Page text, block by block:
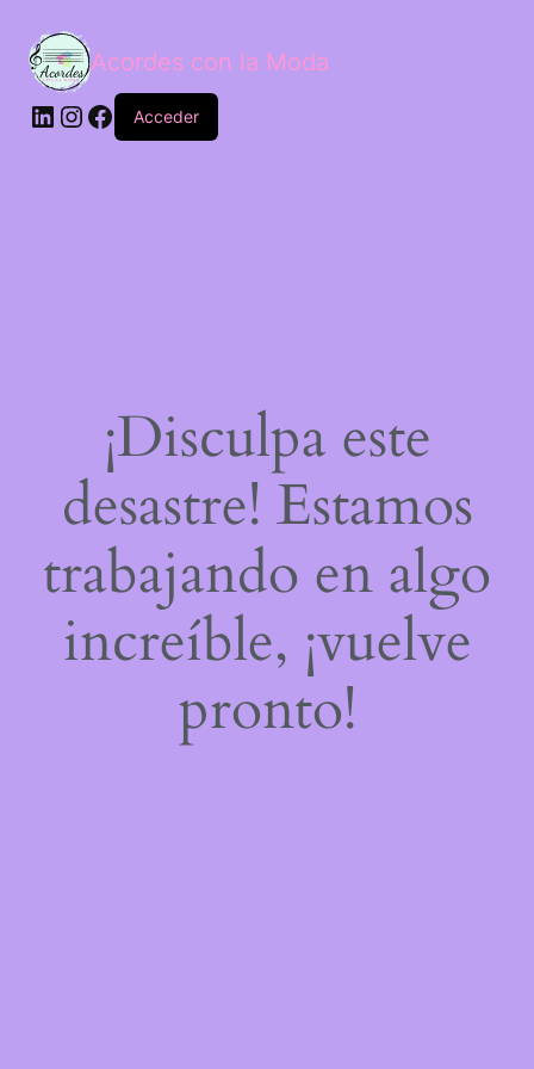
Acordes con la Moda
Acceder
¡Disculpa este
desastre! Estamos
trabajando en algo
increíble, ¡vuelve
pronto!